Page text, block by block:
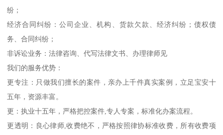
纷；
经济合同纠纷：公司企业、机构、货款欠款、经济纠纷；债权债
务、合同纠纷；
非诉讼业务：法律咨询、代写法律文书、办理律师见
我们的服务优势：
更专注：只做我们擅长的案件，亲办上千件真实案例，立足宝安十
五年，资源丰富。
更：执业十五年，严格把控案件,专人专案，标准化办案流程。
更透明：良心律师,收费绝不，严格按照律协标准收费，所有收费项